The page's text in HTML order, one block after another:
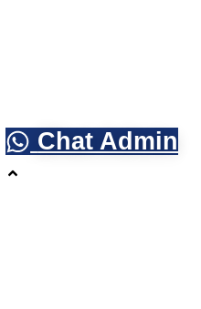
Chat Admin